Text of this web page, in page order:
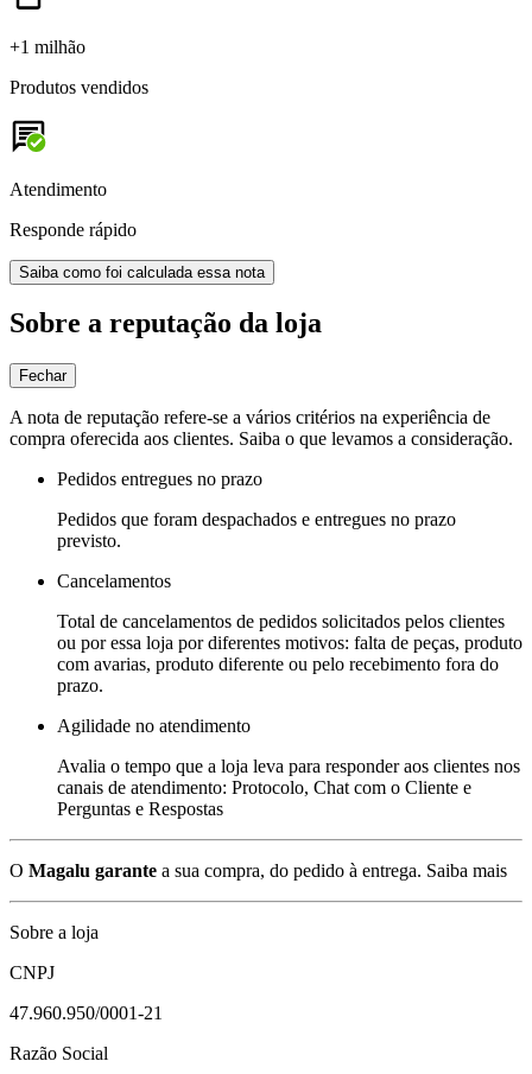
+1 milhão
Produtos vendidos
Atendimento
Responde rápido
Saiba como foi calculada essa nota
Sobre a reputação da loja
Fechar
A nota de reputação refere-se a vários critérios na experiência de
compra oferecida aos clientes. Saiba o que levamos a consideração.
Pedidos entregues no prazo
Pedidos que foram despachados e entregues no prazo
previsto.
Cancelamentos
Total de cancelamentos de pedidos solicitados pelos clientes
ou por essa loja por diferentes motivos: falta de peças, produto
com avarias, produto diferente ou pelo recebimento fora do
prazo.
Agilidade no atendimento
Avalia o tempo que a loja leva para responder aos clientes nos
canais de atendimento: Protocolo, Chat com o Cliente e
Perguntas e Respostas
O Magalu garante a sua compra, do pedido à entrega. Saiba mais
Sobre a loja
CNPJ
47.960.950/0001-21
Razão Social